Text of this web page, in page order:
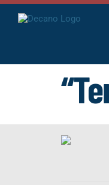
Saltar